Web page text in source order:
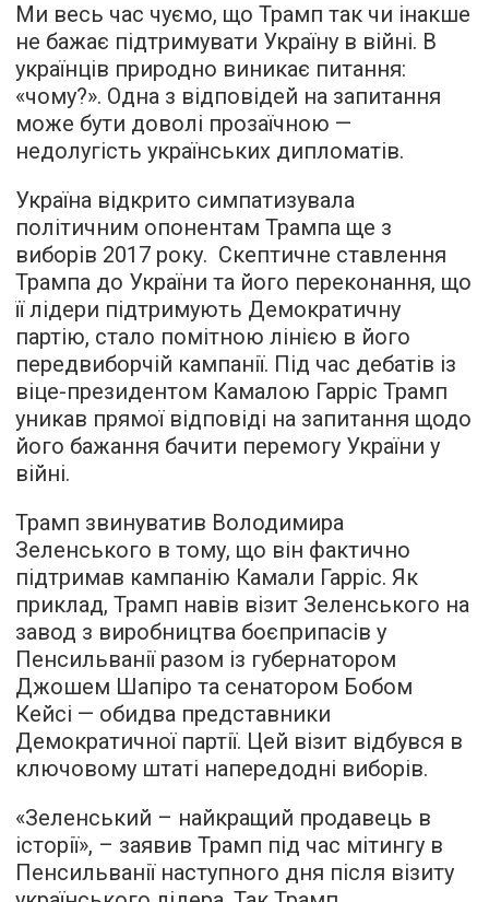
Ми весь час чуємо, що Трамп так чи інакше
не бажає підтримувати Україну в війні. В
українців природно виникає питання:
«чому?». Одна з відповідей на запитання
може бути доволі прозаїчною —
недолугість українських дипломатів.
Україна відкрито симпатизувала
політичним опонентам Трампа ще з
виборів 2017 року. Скептичне ставлення
Трампа до України та його переконання, що
її лідери підтримують Демократичну
партію, стало помітною лінією в його
передвиборчій кампанії. Під час дебатів із
віце-президентом Камалою Гарріс Трамп
уникав прямої відповіді на запитання щодо
його бажання бачити перемогу України у
війні.
Трамп звинуватив Володимира
Зеленського в тому, що він фактично
підтримав кампанію Камали Гарріс. Як
приклад, Трамп навів візит Зеленського на
завод з виробництва боєприпасів у
Пенсильванії разом із губернатором
Джошем Шапіро та сенатором Бобом
Кейсі — обидва представники
Демократичної партії. Цей візит відбувся в
ключовому штаті напередодні виборів.
«Зеленський – найкращий продавець в
історії», – заявив Трамп під час мітингу в
Пенсильванії наступного дня після візиту